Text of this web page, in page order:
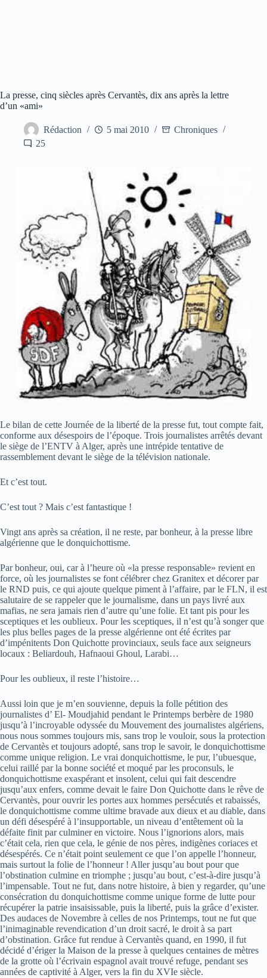
La presse, cinq siècles après Cervantès, dix ans après la lettre
d’un «ami»
Rédaction 5 mai 2010
Chroniques
25
Le bilan de cette Journée de la liberté de la presse fut, tout compte fait,
conforme aux désespoirs de l’époque. Trois journalistes arrêtés devant
le siège de l’ENTV à Alger, après une intrépide tentative de
rassemblement devant le siège de la télévision nationale.
Et c’est tout.
C’est tout ? Mais c’est fantastique !
Vingt ans après sa création, il ne reste, par bonheur, à la presse libre
algérienne que le donquichottisme.
Par bonheur, oui, car à l’heure où «la presse responsable» revient en
force, où les journalistes se font célébrer chez Granitex et décorer par
le RND puis, ce qui ajoute quelque piment à l’affaire, par le FLN, il est
salutaire de se rappeler que le journalisme, dans un pays livré aux
mafias, ne sera jamais rien d’autre qu’une folie. Et tant pis pour les
sceptiques et les oublieux. Pour les sceptiques, il n’est qu’à songer que
les plus belles pages de la presse algérienne ont été écrites par
d’impénitents Don Quichotte provinciaux, seuls face aux seigneurs
locaux : Beliardouh, Hafnaoui Ghoul, Larabi…
Pour les oublieux, il reste l’histoire…
Aussi loin que je m’en souvienne, depuis la folle pétition des
journalistes d’ El- Moudjahid pendant le Printemps berbère de 1980
jusqu’à l’incroyable odyssée du Mouvement des journalistes algériens,
nous nous sommes toujours mis, sans trop le vouloir, sous la protection
de Cervantès et toujours adopté, sans trop le savoir, le donquichottisme
comme unique religion. Le vrai donquichottisme, le pur, l’ubuesque,
celui raillé par la bonne société et moqué par les proconsuls, le
donquichottisme exaspérant et insolent, celui qui fait descendre
jusqu’aux enfers, comme devait le faire Don Quichotte dans le rêve de
Cervantès, pour ouvrir les portes aux hommes persécutés et rabaissés,
le donquichottisme comme ultime bravade aux dieux et au diable, dans
un défi désespéré à l’insupportable, un niveau d’entêtement où la
défaite finit par culminer en victoire. Nous l’ignorions alors, mais
c’était cela, rien que cela, le génie de nos pères, indigènes coriaces et
désespérés. Ce n’était point seulement ce que l’on appelle l’honneur,
mais surtout la folie de l’honneur ! Aller jusqu’au bout pour que
l’obstination culmine en triomphe ; jusqu’au bout, c’est-à-dire jusqu’à
l’impensable. Tout ne fut, dans notre histoire, à bien y regarder, qu’une
consécration du donquichottisme comme unique forme de lutte pour
récupérer la patrie insaisissable, puis la liberté, puis la grâce d’exister.
Des audaces de Novembre à celles de nos Printemps, tout ne fut que
l’inimaginable revendication d’un droit sacré, le droit à sa part
d’obstination. Grâce fut rendue à Cervantès quand, en 1990, il fut
décidé d’ériger la Maison de la presse à quelques centaines de mètres
de la grotte où l’écrivain espagnol avait trouvé refuge, pendant ses
années de captivité à Alger, vers la fin du XVIe siècle.